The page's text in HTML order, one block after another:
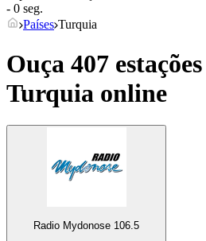
- 0 seg.
Países Turquia
Ouça 407
Turquia online
Radio Mydonose 106.5